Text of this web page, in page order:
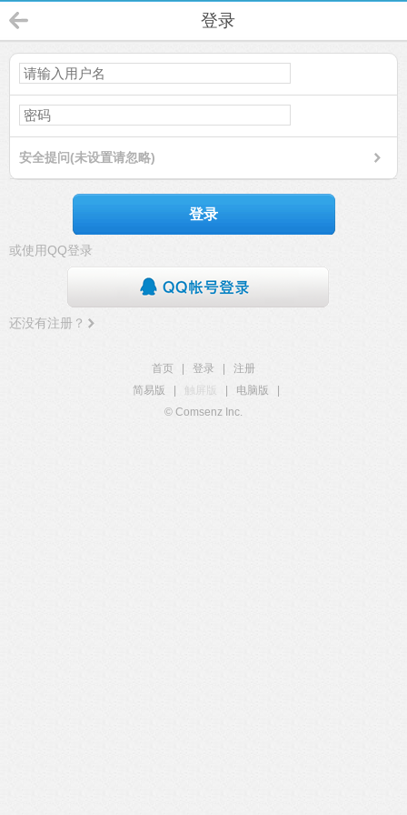
登录
安全提问(未设置请忽略)
登录
或使用QQ登录
还没有注册？
首页 登录
注册
简易版
触屏版 电脑版
© Comsenz Inc.